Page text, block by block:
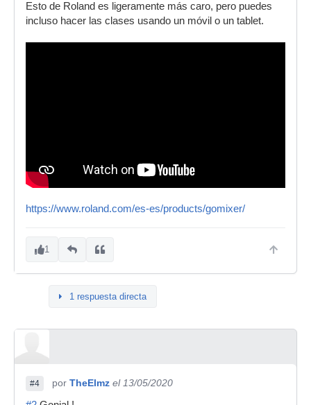
Esto de Roland es ligeramente más caro, pero puedes
incluso hacer las clases usando un móvil o un tablet.
https://www.roland.com/es-es/products/gomixer/
1
1 respuesta directa
#4 por TheElmz el 13/05/2020